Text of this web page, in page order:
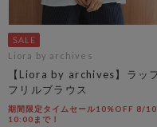
Liora by archives
【Liora by archives】ラッ
フリルブラウス
期間限定タイムセール10%OFF 8/10
10:00まで！